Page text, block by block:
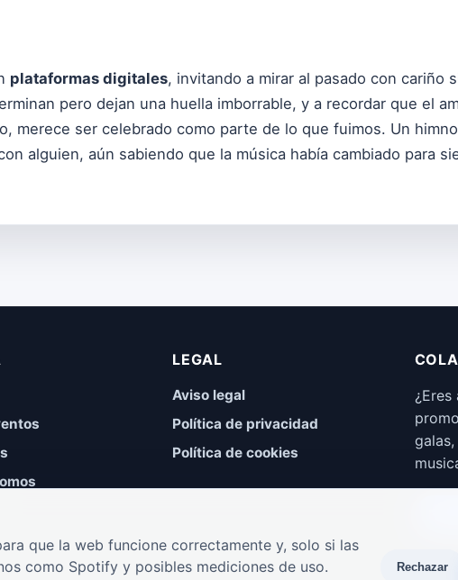
plataformas digitales, invitando a mirar al pasado con cariño
pero dejan una huella imborrable, y a recordar que el
merece ser celebrado como parte de lo que fuimos. Un
alguien, aún sabiendo que la música había cambiado para
LEGAL
Aviso legal
Política de privacidad
Política de cookies
que la web funcione correctamente y, solo si las
como Spotify y posibles mediciones de uso.
Rechazar